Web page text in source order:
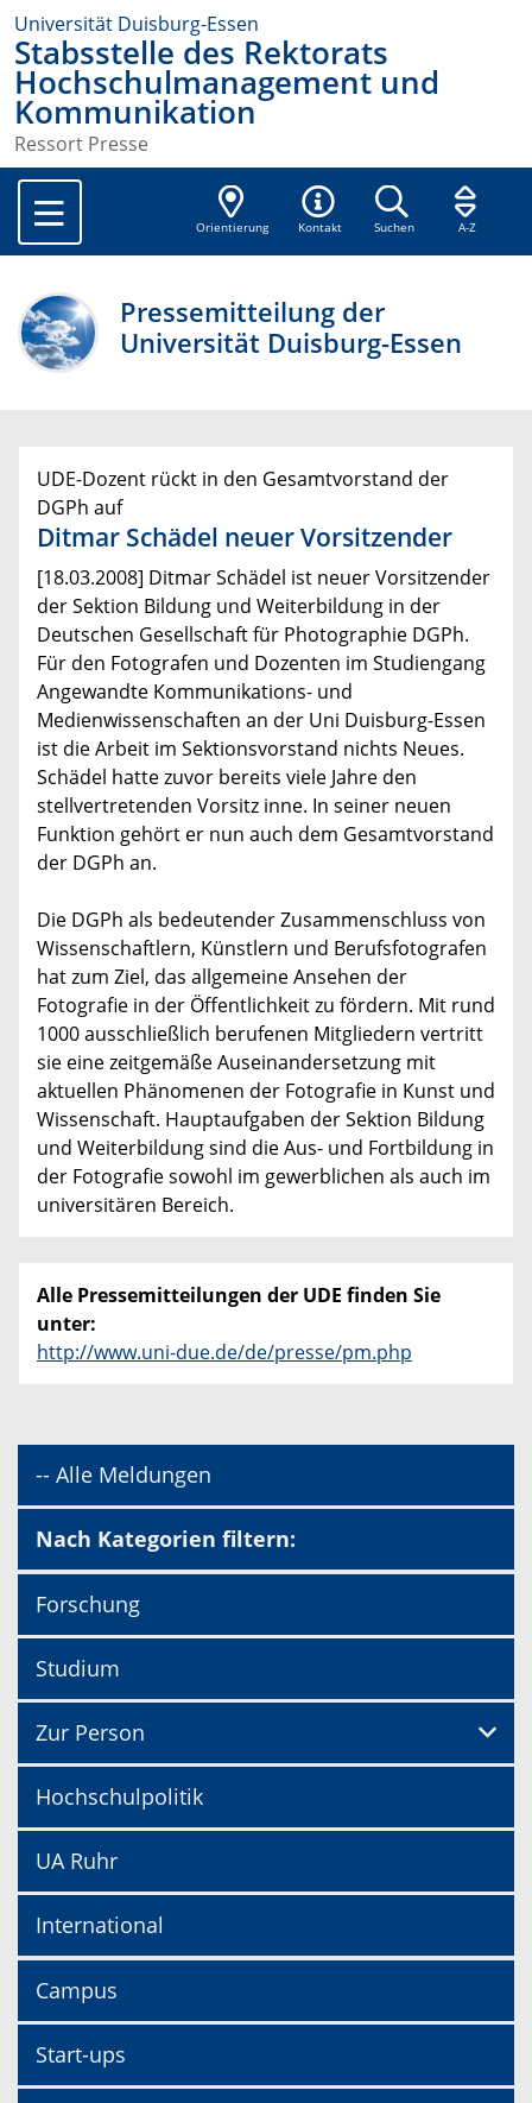
Universität Duisburg-Essen
Stabsstelle des Rektorats
Hochschulmanagement und
Kommunikation
Ressort Presse
Orientierung Kontakt Suchen A-Z
Pressemitteilung der
Universität Duisburg-Essen
UDE-Dozent rückt in den Gesamtvorstand der
DGPh auf
Ditmar Schädel neuer Vorsitzender
[18.03.2008] Ditmar Schädel ist neuer Vorsitzender
der Sektion Bildung und Weiterbildung in der
Deutschen Gesellschaft für Photographie DGPh.
Für den Fotografen und Dozenten im Studiengang
Angewandte Kommunikations- und
Medienwissenschaften an der Uni Duisburg-Essen
ist die Arbeit im Sektionsvorstand nichts Neues.
Schädel hatte zuvor bereits viele Jahre den
stellvertretenden Vorsitz inne. In seiner neuen
Funktion gehört er nun auch dem Gesamtvorstand
der DGPh an.
Die DGPh als bedeutender Zusammenschluss von
Wissenschaftlern, Künstlern und Berufsfotografen
hat zum Ziel, das allgemeine Ansehen der
Fotografie in der Öffentlichkeit zu fördern. Mit rund
1000 ausschließlich berufenen Mitgliedern vertritt
sie eine zeitgemäße Auseinandersetzung mit
aktuellen Phänomenen der Fotografie in Kunst und
Wissenschaft. Hauptaufgaben der Sektion Bildung
und Weiterbildung sind die Aus- und Fortbildung in
der Fotografie sowohl im gewerblichen als auch im
universitären Bereich.
Alle Pressemitteilungen der UDE finden Sie
unter:
http://www.uni-due.de/de/presse/pm.php
-- Alle Meldungen
Nach Kategorien filtern:
Forschung
Studium
Zur Person
Hochschulpolitik
UA Ruhr
International
Campus
Start-ups